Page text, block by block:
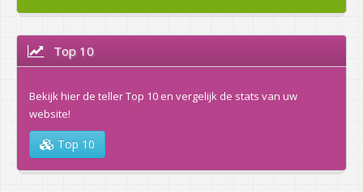
Top 10
Bekijk hier de teller Top 10 en vergelijk de stats van uw
website!
Top 10